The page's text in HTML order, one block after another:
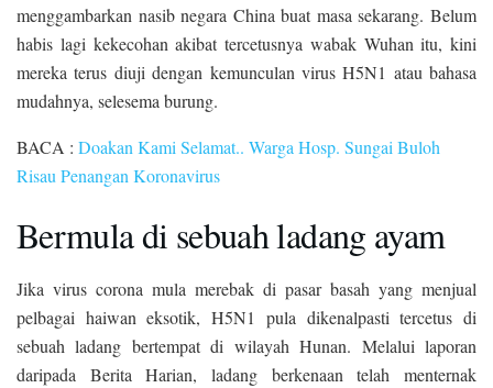
menggambarkan nasib negara China buat masa sekarang. Belum
habis lagi kekecohan akibat tercetusnya wabak Wuhan itu, kini
mereka terus diuji dengan kemunculan virus H5N1 atau bahasa
mudahnya, selesema burung.
BACA : Doakan Kami Selamat.. Warga Hosp. Sungai Buloh
Risau Penangan Koronavirus
Bermula di sebuah ladang ayam
Jika virus corona mula merebak di pasar basah yang menjual
pelbagai haiwan eksotik, H5N1 pula dikenalpasti tercetus di
sebuah ladang bertempat di wilayah Hunan. Melalui laporan
daripada Berita Harian, ladang berkenaan telah menternak